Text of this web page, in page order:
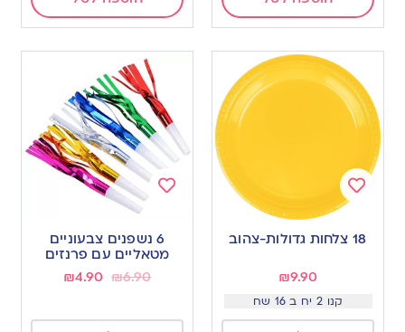
Add
to
18 צלחות גדולות-צהוב
₪9.90
קנו 2 יח ב 16 שח
wishlist
6 נשפנים צבעוניים
מטאליים עם פרנזים
₪6.90
₪4.90